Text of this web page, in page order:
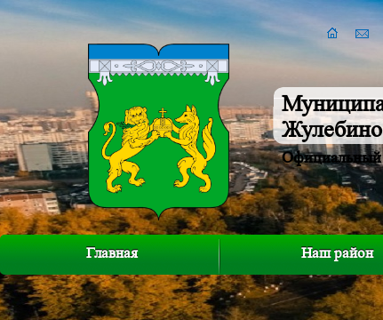
Жулебино
Официальный
Главная Наш район